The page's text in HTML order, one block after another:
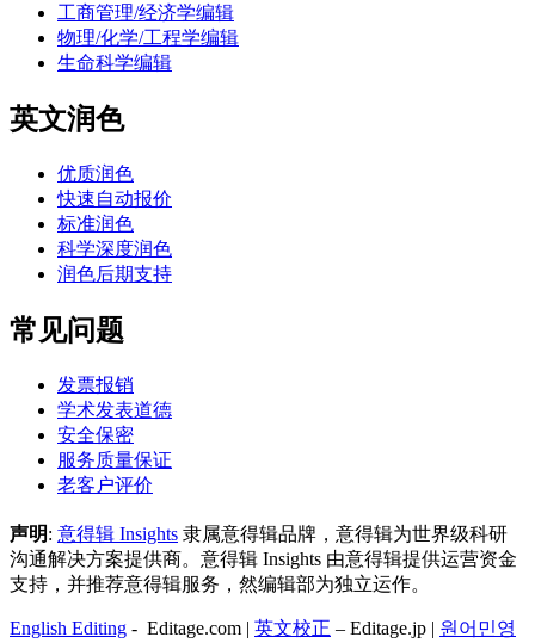
工商管理/经济学编辑
物理/化学/工程学编辑
生命科学编辑
英文润色
优质润色
快速自动报价
标准润色
科学深度润色
润色后期支持
常见问题
发票报销
学术发表道德
安全保密
服务质量保证
老客户评价
声明: 意得辑 Insights 隶属意得辑品牌，意得辑为世界级科研
沟通解决方案提供商。意得辑 Insights 由意得辑提供运营资金
支持，并推荐意得辑服务，然编辑部为独立运作。
English Editing - Editage.com | 英文校正 – Editage.jp | 원어민영